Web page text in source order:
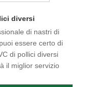
diversi
di nastri di
essere certo di
di pollici diversi
il miglior servizio